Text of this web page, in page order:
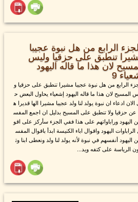
الجزء الرابع من هل نبوة عجيبا
تنطبق على حزقيا وليس
لان هذا ما قاله اليهود
9
الرابع من هل نبوة عجيبا مشيرا تنطبق على حزقيا و
المسيح لان هذا ما قاله اليهود إشعياء يحاول البعض ح
الان ادعاء ان نبوة يولد لنا ولد عجيبا مشيرا الها قديرا ه
حزقيا ولا تنطبق على المسيح بدليل ان اجمع المفس
اليهود وراباواتهم على هذا ففي الجزء سأركز على اقو
الراباوات اليهود واقوال اباء الكنيسة ابدأ باقوال المفس
اليهود أنفسهم في نبوة لأنه يولد لنا ولد ونعطى ابنا وت
الرياسة على كتفه ويد...